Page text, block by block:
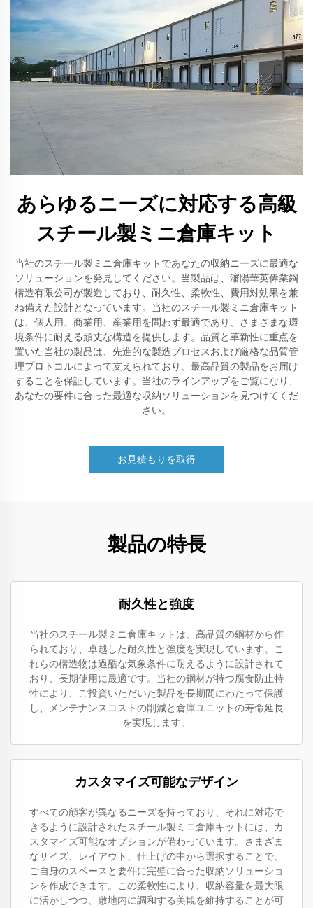
あらゆるニーズに対応する高級
スチール製ミニ倉庫キット
当社のスチール製ミニ倉庫キットであなたの収納ニーズに最適な
ソリューションを発見してください。当製品は、瀋陽華英偉業鋼
構造有限公司が製造しており、耐久性、柔軟性、費用対効果を兼
ね備えた設計となっています。当社のスチール製ミニ倉庫キット
は、個人用、商業用、産業用を問わず最適であり、さまざまな環
境条件に耐える頑丈な構造を提供します。品質と革新性に重点を
置いた当社の製品は、先進的な製造プロセスおよび厳格な品質管
理プロトコルによって支えられており、最高品質の製品をお届け
することを保証しています。当社のラインアップをご覧になり、
あなたの要件に合った最適な収納ソリューションを見つけてくだ
さい。
お見積もりを取得
製品の特長
耐久性と強度
当社のスチール製ミニ倉庫キットは、高品質の鋼材から作
られており、卓越した耐久性と強度を実現しています。こ
れらの構造物は過酷な気象条件に耐えるように設計されて
おり、長期使用に最適です。当社の鋼材が持つ腐食防止特
性により、ご投資いただいた製品を長期間にわたって保護
し、メンテナンスコストの削減と倉庫ユニットの寿命延長
を実現します。
カスタマイズ可能なデザイン
すべての顧客が異なるニーズを持っており、それに対応で
きるように設計されたスチール製ミニ倉庫キットには、カ
スタマイズ可能なオプションが備わっています。さまざま
なサイズ、レイアウト、仕上げの中から選択することで、
ご自身のスペースと要件に完璧に合った収納ソリューショ
ンを作成できます。この柔軟性により、収納容量を最大限
に活かしつつ、敷地内に調和する美観を維持することが可